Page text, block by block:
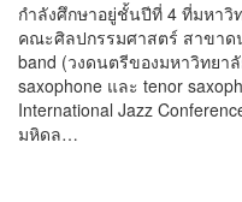
กำลังศึกษาอยู่ชั้นปีที่ 4 ที่มหา
คณะศิลปกรรมศาสตร์ สาขาด
band (วงดนตรีของมหาวิทย
saxophone และ tenor
International Jazz
มหิดล…